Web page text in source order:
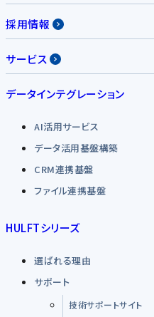
採用情報
サービス
データインテグレーション
AI活用サービス
データ活用基盤構築
CRM連携基盤
ファイル連携基盤
HULFTシリーズ
選ばれる理由
サポート
技術サポートサイト